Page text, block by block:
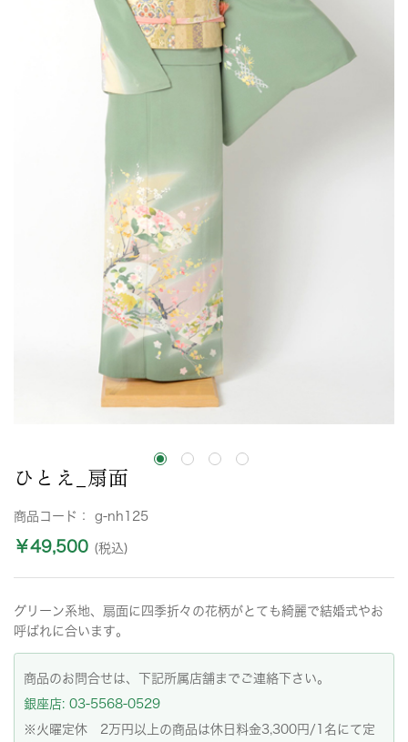
ひとえ_扇面
商品コード： g-nh125
￥49,500 (税込)
グリーン系地、扇面に四季折々の花柄がとても綺麗で結婚式やお
呼ばれに合います。
商品のお問合せは、下記所属店舗までご連絡下さい。
銀座店: 03-5568-0529
※火曜定休 2万円以上の商品は休日料金3,300円/1名にて定